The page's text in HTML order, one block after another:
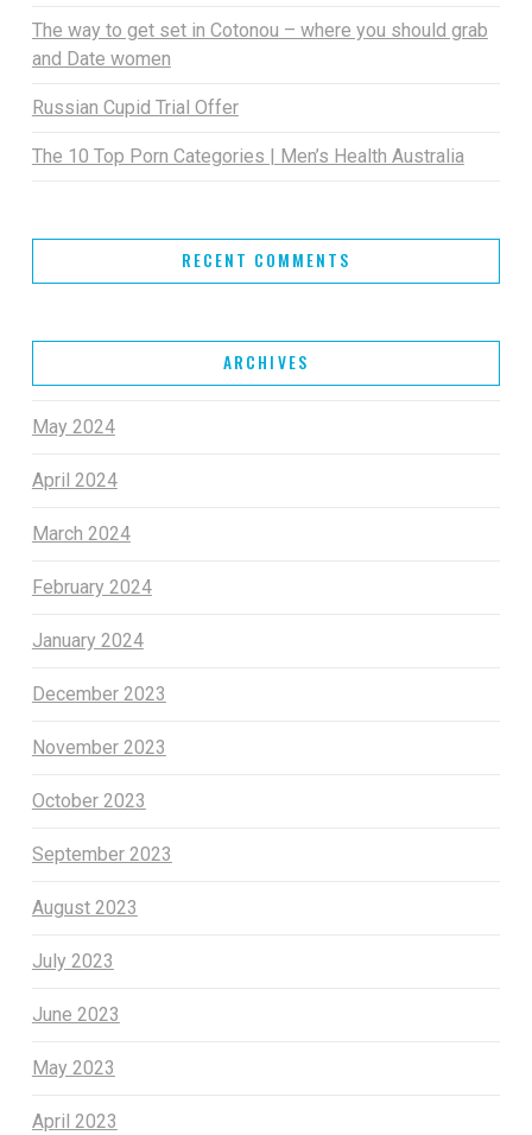
The way to get set in Cotonou – where you should grab
and Date women
Russian Cupid Trial Offer
The 10 Top Porn Categories | Men’s Health Australia
RECENT COMMENTS
ARCHIVES
May 2024
April 2024
March 2024
February 2024
January 2024
December 2023
November 2023
October 2023
September 2023
August 2023
July 2023
June 2023
May 2023
April 2023